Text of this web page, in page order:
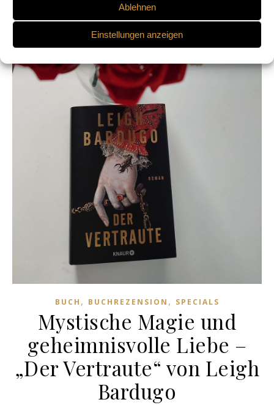
Ablehnen
Einstellungen anzeigen
BUCH , BUCHREZENSION , SPECIALS
Mystische Magie und
geheimnisvolle Liebe –
„Der Vertraute“ von Leigh
Bardugo